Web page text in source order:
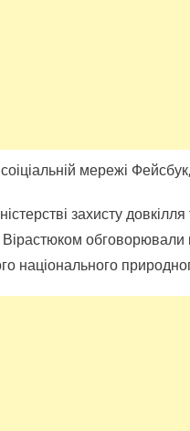
мережі
захисту
обговорювали
національного